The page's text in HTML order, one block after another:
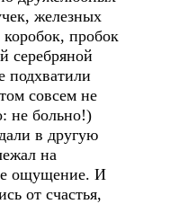
железных
пробок
серебряной
подхватили
совсем не
не больно!)
в другую
на
ощущение. И
от счастья,